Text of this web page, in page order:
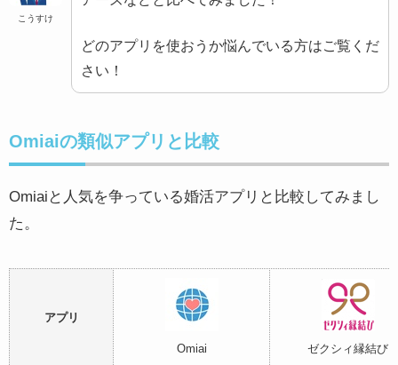
こうすけ
どのアプリを使おうか悩んでいる方はご覧くだ
さい！
Omiaiの類似アプリと比較
Omiaiと人気を争っている婚活アプリと比較してみまし
た。
アプリ
Omiai ゼクシィ縁結び